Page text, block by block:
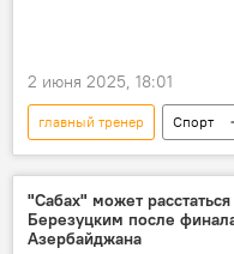
2 июня 2025, 18:01
главный тренер Спорт
Футбол
ФК "Сабах"
российский тренер Василий
Продление
"Сабах" может
Березуцким после
Азербайджана